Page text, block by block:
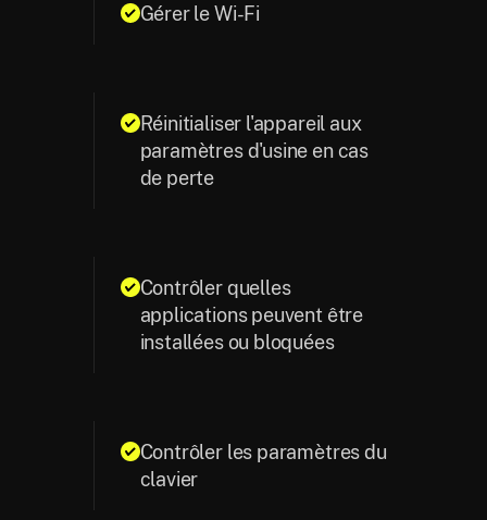
Gérer le Wi-Fi
Réinitialiser l'appareil aux
paramètres d'usine en cas
de perte
Contrôler quelles
applications peuvent être
installées ou bloquées
Contrôler les paramètres du
clavier